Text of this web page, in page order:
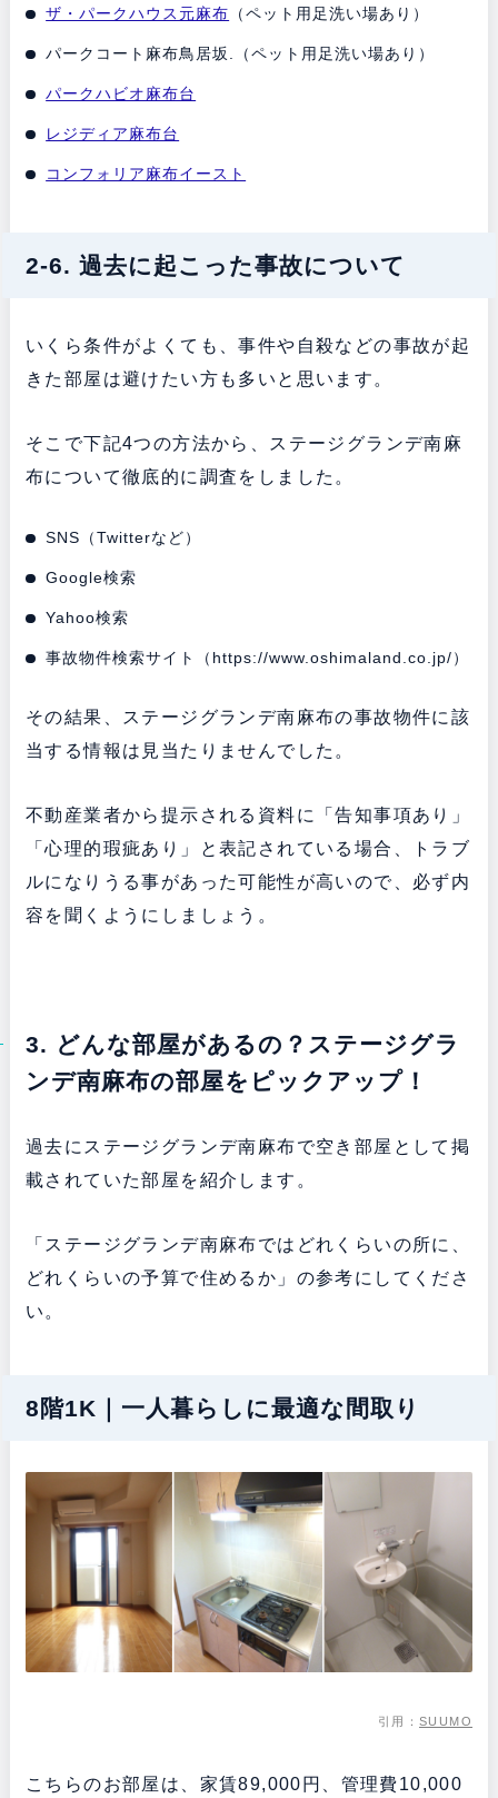
ザ・パークハウス元麻布 （ペット用足洗い場あり）
パークコート麻布鳥居坂.（ペット用足洗い場あり）
パークハビオ麻布台
レジディア麻布台
コンフォリア麻布イースト
2-6. 過去に起こった事故について
いくら条件がよくても、事件や自殺などの事故が起
きた部屋は避けたい方も多いと思います。
そこで下記4つの方法から、ステージグランデ南麻
布について徹底的に調査をしました。
SNS（Twitterなど）
Google検索
Yahoo検索
事故物件検索サイト（ https://www.oshimaland.co.jp/）
その結果、ステージグランデ南麻布の事故物件に該
当する情報は見当たりませんでした。
不動産業者から提示される資料に「告知事項あり」
「心理的瑕疵あり」と表記されている場合、トラブ
ルになりうる事があった可能性が高いので、必ず内
容を聞くようにしましょう。
3. どんな部屋があるの？ステージグラ
ンデ南麻布の部屋をピックアップ！
過去にステージグランデ南麻布で空き部屋として掲
載されていた部屋を紹介します。
「ステージグランデ南麻布ではどれくらいの所に、
どれくらいの予算で住めるか」の参考にしてくださ
い。
8階1K｜一人暮らしに最適な間取り
引用：SUUMO
こちらのお部屋は、家賃89,000円、管理費10,000